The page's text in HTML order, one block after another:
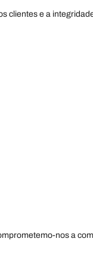
clientes e a
nos a